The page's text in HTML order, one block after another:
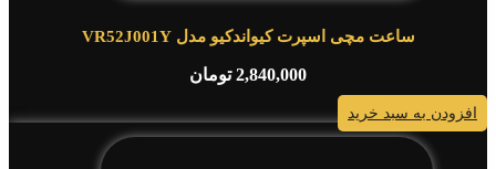
ساعت مچی اسپرت کیواندکیو مدل VR52J001Y
2,840,000 تومان
افزودن به سبد خرید